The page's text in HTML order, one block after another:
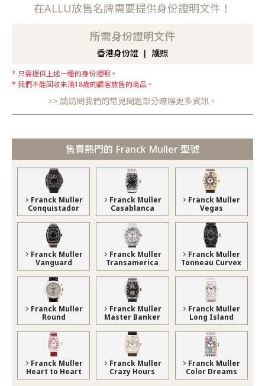
在ALLU放售名牌需要提供身份證明文件！
所需身份證明文件
香港身份證 護照
只需提供上述一種的身份證明。
我們不能回收未滿18歲的顧客放售的商品。
請訪問我們的常見問題部分瞭解更多資訊。
售賣熱門的 Franck Muller 型號
Franck Muller
Conquistador
Franck Muller
Casablanca
Franck Muller
Vegas
Franck Muller
Vanguard
Franck Muller
Transamerica
Franck Muller
Tonneau Curvex
Franck Muller
Round
Franck Muller
Master Banker
Franck Muller
Long Island
Franck Muller
Heart to Heart
Franck Muller
Crazy Hours
Franck Muller
Color Dreams